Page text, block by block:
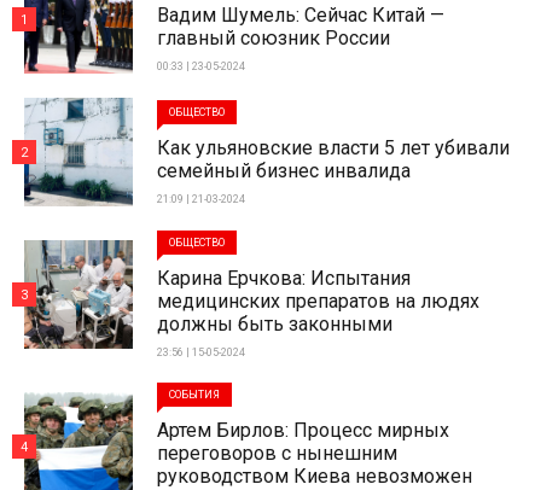
Вадим Шумель: Сейчас Китай —
главный союзник России
00:33 | 23-05-2024
1
ОБЩЕСТВО
Как ульяновские власти 5 лет убивали
семейный бизнес инвалида
21:09 | 21-03-2024
2
ОБЩЕСТВО
Карина Ерчкова: Испытания
медицинских препаратов на людях
должны быть законными
23:56 | 15-05-2024
3
СОБЫТИЯ
Артем Бирлов: Процесс мирных
переговоров с нынешним
руководством Киева невозможен
4